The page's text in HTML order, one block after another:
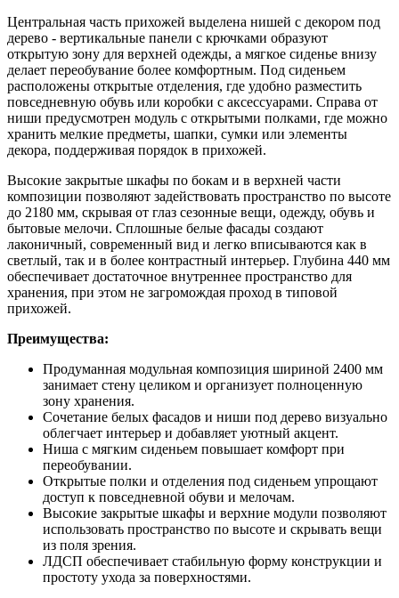
Центральная часть прихожей выделена нишей с декором под
дерево - вертикальные панели с крючками образуют
открытую зону для верхней одежды, а мягкое сиденье внизу
делает переобувание более комфортным. Под сиденьем
расположены открытые отделения, где удобно разместить
повседневную обувь или коробки с аксессуарами. Справа от
ниши предусмотрен модуль с открытыми полками, где можно
хранить мелкие предметы, шапки, сумки или элементы
декора, поддерживая порядок в прихожей.
Высокие закрытые шкафы по бокам и в верхней части
композиции позволяют задействовать пространство по высоте
до 2180 мм, скрывая от глаз сезонные вещи, одежду, обувь и
бытовые мелочи. Сплошные белые фасады создают
лаконичный, современный вид и легко вписываются как в
светлый, так и в более контрастный интерьер. Глубина 440 мм
обеспечивает достаточное внутреннее пространство для
хранения, при этом не загромождая проход в типовой
прихожей.
Преимущества:
Продуманная модульная композиция шириной 2400 мм
занимает стену целиком и организует полноценную
зону хранения.
Сочетание белых фасадов и ниши под дерево визуально
облегчает интерьер и добавляет уютный акцент.
Ниша с мягким сиденьем повышает комфорт при
переобувании.
Открытые полки и отделения под сиденьем упрощают
доступ к повседневной обуви и мелочам.
Высокие закрытые шкафы и верхние модули позволяют
использовать пространство по высоте и скрывать вещи
из поля зрения.
ЛДСП обеспечивает стабильную форму конструкции и
простоту ухода за поверхностями.